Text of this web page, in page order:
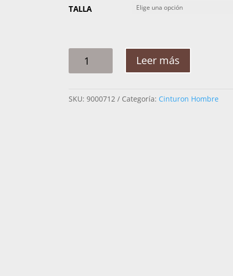
TALLA
HOMBRE
OCHOS
Leer más
SKU:9000712 Categoría: Cinturon Hombre